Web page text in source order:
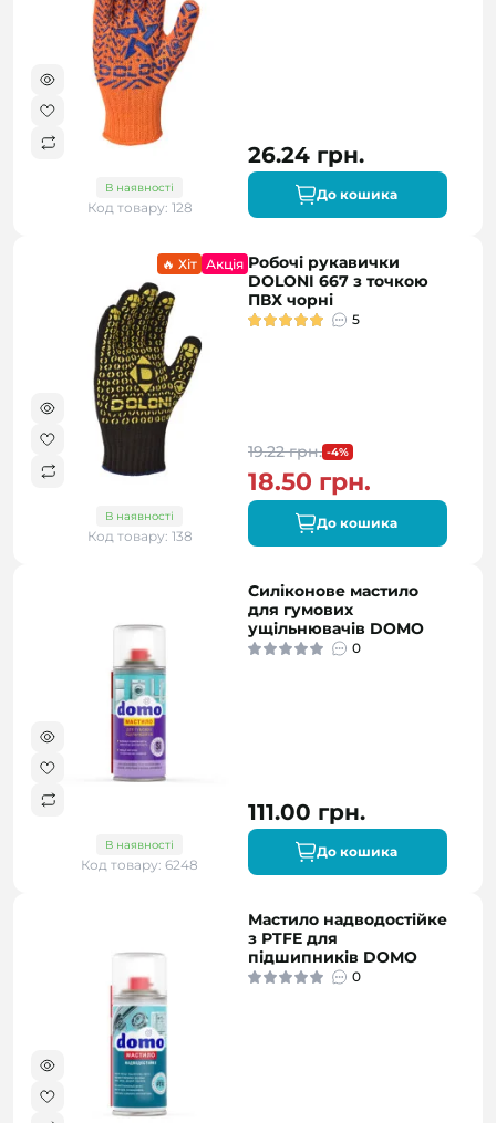
В наявності
Код товару: 128
26.24 грн.
До кошика
🔥 Хіт Акція
В наявності
Код товару: 138
Робочі рукавички
DOLONI 667 з точкою
ПВХ чорні
5
19.22 грн. -4%
18.50 грн.
До кошика
В наявності
Код товару: 6248
Силіконове мастило
для гумових
ущільнювачів DOMO
0
111.00 грн.
До кошика
Мастило надводостійке
з PTFE для
підшипників DOMO
0